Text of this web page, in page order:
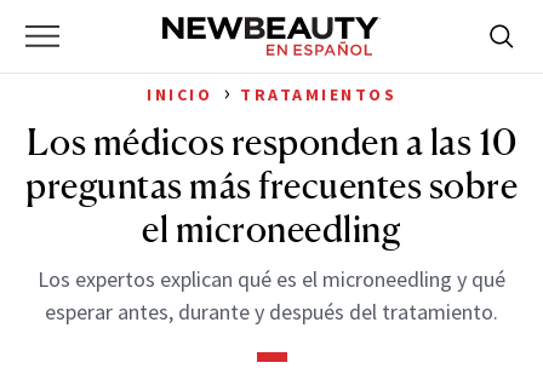
Primary
NewBeauty
for:
INICIO › TRATAMIENTOS
Los médicos responden a las 10
preguntas más frecuentes sobre
el microneedling
Los expertos explican qué es el microneedling y qué
esperar antes, durante y después del tratamiento.